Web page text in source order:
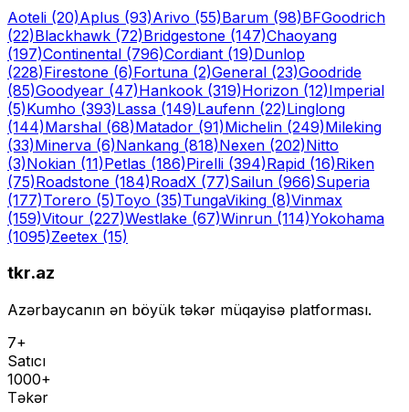
Aoteli (20)Aplus (93)Arivo (55)Barum (98)BFGoodrich
(22)Blackhawk (72)Bridgestone (147)Chaoyang
(197)Continental (796)Cordiant (19)Dunlop
(228)Firestone (6)Fortuna (2)General (23)Goodride
(85)Goodyear (47)Hankook (319)Horizon (12)Imperial
(5)Kumho (393)Lassa (149)Laufenn (22)Linglong
(144)Marshal (68)Matador (91)Michelin (249)Mileking
(33)Minerva (6)Nankang (818)Nexen (202)Nitto
(3)Nokian (11)Petlas (186)Pirelli (394)Rapid (16)Riken
(75)Roadstone (184)RoadX (77)Sailun (966)Superia
(177)Torero (5)Toyo (35)TungaViking (8)Vinmax
(159)Vitour (227)Westlake (67)Winrun (114)Yokohama
(1095)Zeetex (15)
tkr.az
Azərbaycanın ən böyük təkər müqayisə platforması.
7+
Satıcı
1000+
Təkər